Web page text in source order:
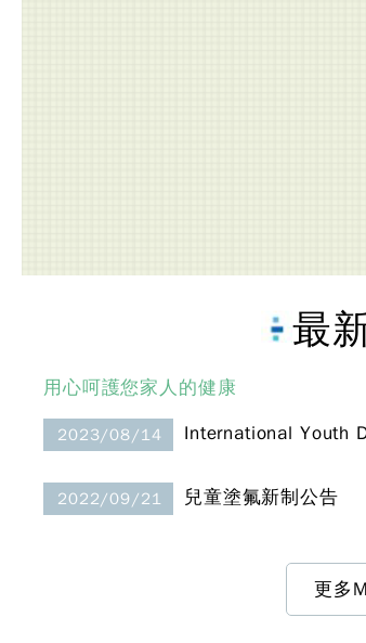
最
用心呵護您家人的健康
2023/08/14 International Youth
2022/09/21 兒童塗氟新制公告
更多